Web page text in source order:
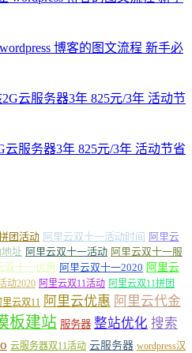
博客的图文流程 新手必
云服务器3年 825元/3年 活动节省
团活动 阿里云双十一活动时间 阿里云
址 阿里云双十一活动 阿里云双十一服
双十一优惠 阿里云双十一2020 阿里云
动2020 阿里云双11活动 阿里云双11拼团
里云双11 阿里云优惠 阿里云代金
板建站 服务器 整站优化 搜索
云服务器双11活动 云服务器 wordpress汉